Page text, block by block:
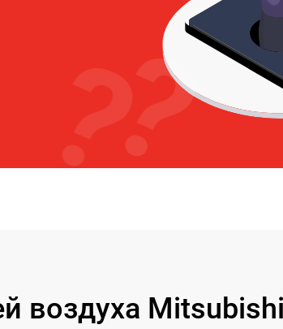
воздуха